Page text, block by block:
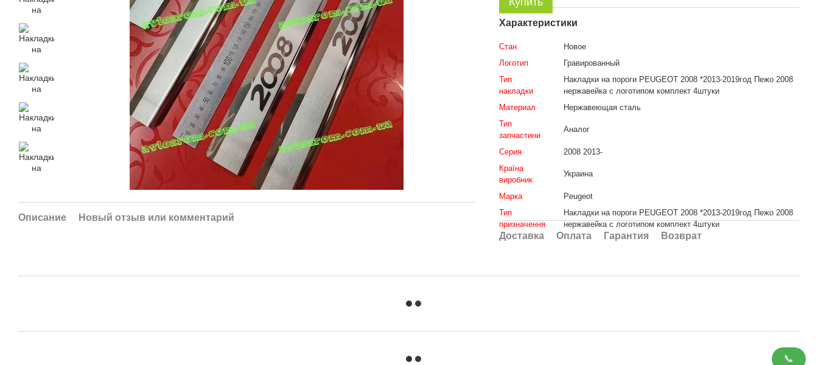
📞
Описание Новый отзыв или комментарий
Характеристики
Стан
Новое
Логотип
Гравированный
Тип
накладки
Накладки на пороги PEUGEOT 2008 *2013-2019год Пежо 2008
нержавейка с логотипом комплект 4штуки
Материал
Нержавеющая сталь
Тип
запчастини
Аналог
Серия
2008 2013-
Країна
виробник
Украина
Марка
Peugeot
Тип
призначення
Накладки на пороги PEUGEOT 2008 *2013-2019год Пежо 2008
нержавейка с логотипом комплект 4штуки
Доставка Оплата Гарантия Возврат